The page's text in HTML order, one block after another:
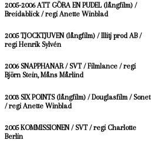
2005-2006 ATT GÖRA EN PUDEL (långfilm) /
Breidablick / regi Anette Winblad
2005 TJOCKTJUVEN (långfilm) / Illitj prod AB /
regi Henrik Sylvén
2006 SNAPPHANAR / SVT / Filmlance / regi
Björn Stein, Måns Mårlind
2003 SIX POINTS (långfilm) / Douglasfilm / Sonet
/ regi Anette Winblad
2005 KOMMISSIONEN / SVT / regi Charlotte
Berlin